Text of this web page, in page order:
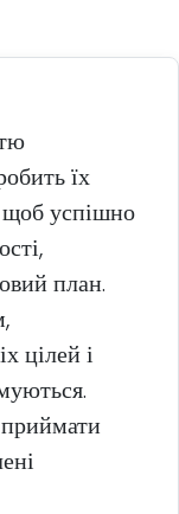
їх
щоб успішно
план.
цілей і